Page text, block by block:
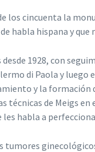
los cincuenta la
habla hispana y que
1928, con
di Paola y
y la formación
técnicas de Meigs
habla a
tumores